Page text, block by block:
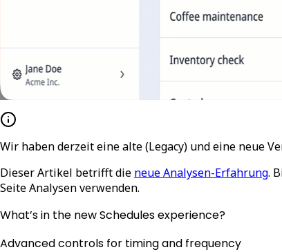
Wir haben derzeit eine alte (Legacy) und eine neue
Dieser Artikel betrifft die neue Analysen-Erfahrung.
Seite Analysen verwenden.
What’s in the new Schedules experience?
Advanced controls for timing and frequency